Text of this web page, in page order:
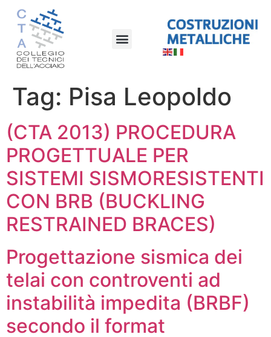
Tag: Pisa Leopoldo
(CTA 2013) PROCEDURA
PROGETTUALE PER
SISTEMI SISMORESISTENTI
CON BRB (BUCKLING
RESTRAINED BRACES)
Progettazione sismica dei
telai con controventi ad
instabilità impedita (BRBF)
secondo il format